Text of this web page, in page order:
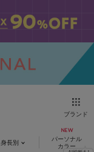
ブランド
身長別
パーソナル
カラー